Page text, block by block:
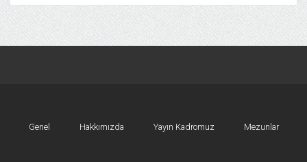
Genel Hakkımızda Yayın Kadromuz Mezunlar